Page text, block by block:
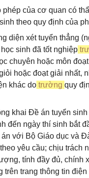
của cơ quan có
theo quy định của
diện xét tuyển thẳng
sinh đã tốt nghiệp
chuyên hoặc môn
hoặc đoạt giải nhất,
khác do trường quy
khai Đề án tuyển
đến ngày thí sinh bắt
với Bộ Giáo dục và
yêu cầu; chịu trách
tính đầy đủ, chính
trang thông tin điện